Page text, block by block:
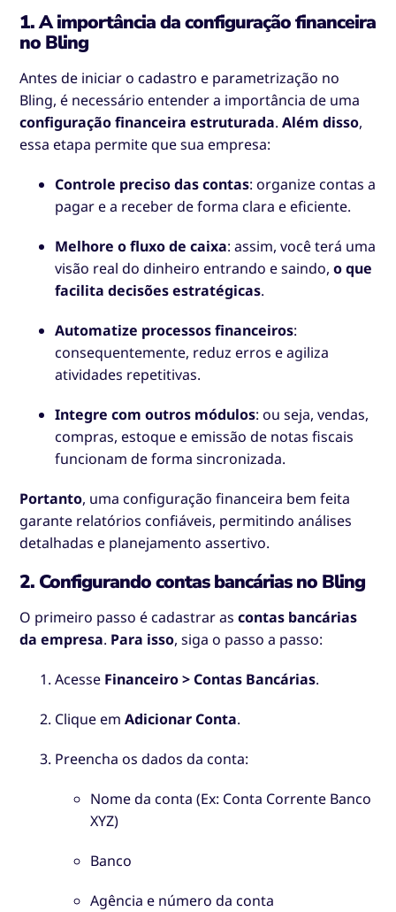
1. A importância da configuração financeira
no Bling
Antes de iniciar o cadastro e parametrização no
Bling, é necessário entender a importância de uma
configuração financeira estruturada.Além disso,
essa etapa permite que sua empresa:
Controle preciso das contas: organize contas a
pagar e a receber de forma clara e eficiente.
Melhore o fluxo de caixa: assim, você terá uma
visão real do dinheiro entrando e saindo,o que
facilita decisões estratégicas.
Automatize processos financeiros:
consequentemente, reduz erros e agiliza
atividades repetitivas.
Integre com outros módulos: ou seja, vendas,
compras, estoque e emissão de notas fiscais
funcionam de forma sincronizada.
Portanto, uma configuração financeira bem feita
garante relatórios confiáveis, permitindo análises
detalhadas e planejamento assertivo.
2. Configurando contas bancárias no Bling
O primeiro passo é cadastrar ascontas bancárias
da empresa. Para isso, siga o passo a passo:
Acesse Financeiro > Contas Bancárias.
Clique emAdicionar Conta.
Preencha os dados da conta:
Nome da conta (Ex: Conta Corrente Banco
XYZ)
Banco
Agência e número da conta